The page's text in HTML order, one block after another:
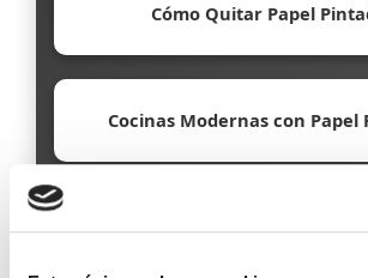
Cómo Quitar Papel
Cocinas Modernas con Papel
Papel Pintado